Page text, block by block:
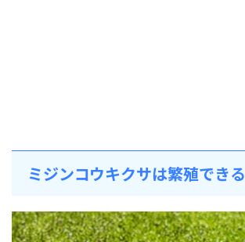
ミジンコウキクサは繁殖できる